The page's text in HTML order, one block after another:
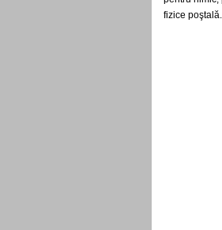
fizice poştală.